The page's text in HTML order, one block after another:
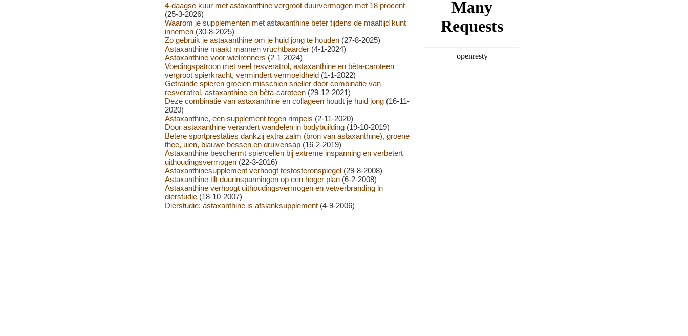
4-daagse kuur met astaxanthine vergroot duurvermogen met 18 procent
(25-3-2026)
Waarom je supplementen met astaxanthine beter tijdens de maaltijd kunt
innemen (30-8-2025)
Zo gebruik je astaxanthine om je huid jong te houden (27-8-2025)
Astaxanthine maakt mannen vruchtbaarder (4-1-2024)
Astaxanthine voor wielrenners (2-1-2024)
Voedingspatroon met veel resveratrol, astaxanthine en bèta-caroteen
vergroot spierkracht, vermindert vermoeidheid (1-1-2022)
Getrainde spieren groeien misschien sneller door combinatie van
resveratrol, astaxanthine en bèta-caroteen (29-12-2021)
Deze combinatie van astaxanthine en collageen houdt je huid jong (16-11-
2020)
Astaxanthine, een supplement tegen rimpels (2-11-2020)
Door astaxanthine verandert wandelen in bodybuilding (19-10-2019)
Betere sportprestaties dankzij extra zalm (bron van astaxanthine), groene
thee, uien, blauwe bessen en druivensap (16-2-2019)
Astaxanthine beschermt spiercellen bij extreme inspanning en verbetert
uithoudingsvermogen (22-3-2016)
Astaxanthinesupplement verhoogt testosteronspiegel (29-8-2008)
Astaxanthine tilt duurinspanningen op een hoger plan (6-2-2008)
Astaxanthine verhoogt uithoudingsvermogen en vetverbranding in
dierstudie (18-10-2007)
Dierstudie: astaxanthine is afslanksupplement (4-9-2006)